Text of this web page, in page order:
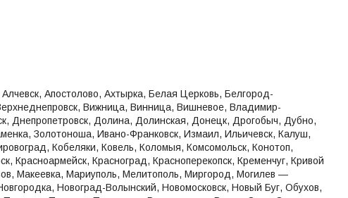
Апостолово, Ахтырка, Белая Церковь, Белгород-
Вижница, Винница, Вишневое, Владимир-
Днепропетровск, Долина, Долинская, Донецк, Дрогобыч, Дубно,
Золотоноша, Ивано-Франковск, Измаил, Ильичевск, Калуш,
Кобеляки, Ковель, Коломыя, Комсомольск, Конотоп,
Красноармейск, Красноград, Красноперекопск, Кременчуг, Кривой
Макеевка, Мариуполь, Мелитополь, Миргород, Могилев ―
Новоград-Волынский, Новомосковск, Новый Буг, Обухов,